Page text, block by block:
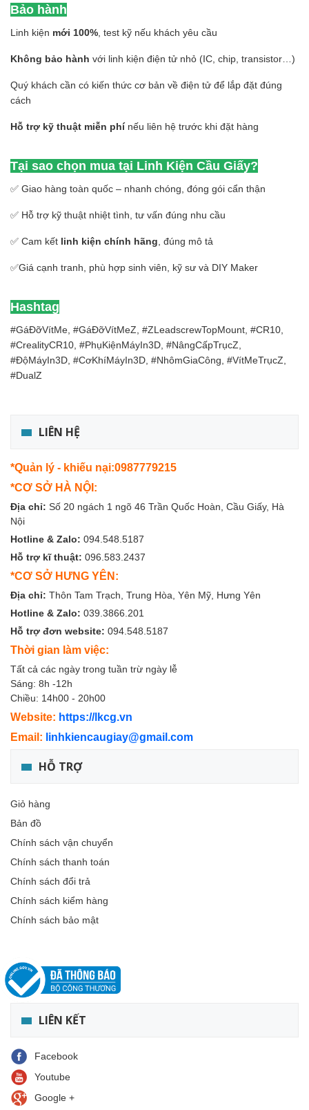
Bảo hành
Linh kiện mới 100% , test kỹ nếu khách yêu cầu
Không bảo hành với linh kiện điện tử nhỏ (IC, chip, transistor…)
Quý khách cần có kiến thức cơ bản về điện tử để lắp đặt đúng
cách
Hỗ trợ kỹ thuật miễn phínếu liên hệ trước khi đặt hàng
Tại sao chọn mua tại Linh Kiện Cầu Giấy?
✅ Giao hàng toàn quốc – nhanh chóng, đóng gói cẩn thận
✅ Hỗ trợ kỹ thuật nhiệt tình, tư vấn đúng nhu cầu
✅ Cam kết linh kiện chính hãng , đúng mô tả
✅Giá cạnh tranh, phù hợp sinh viên, kỹ sư và DIY Maker
Hashtag
#GáĐỡVítMe, #GáĐỡVítMeZ, #ZLeadscrewTopMount, #CR10,
#CrealityCR10, #PhụKiệnMáyIn3D, #NângCấpTrụcZ,
#ĐộMáyIn3D, #CơKhíMáyIn3D, #NhômGiaCông, #VítMeTrụcZ,
#DualZ
LIÊN HỆ
*Quản lý - khiếu nại:0987779215
*CƠ SỞ HÀ NỘI:
Địa chỉ: Số 20 ngách 1 ngõ 46 Trần Quốc Hoàn, Cầu Giấy, Hà
Nội
Hotline & Zalo: 094.548.5187
Hỗ trợ kĩ thuật: 096.583.2437
*CƠ SỞ HƯNG YÊN:
Địa chỉ: Thôn Tam Trạch, Trung Hòa, Yên Mỹ, Hưng Yên
Hotline & Zalo: 039.3866.201
Hỗ trợ đơn website: 094.548.5187
Thời gian làm việc:
Tất cả các ngày trong tuần trừ ngày lễ
Sáng: 8h -12h
Chiều: 14h00 - 20h00
Website: https://lkcg.vn
Email: linhkiencaugiay@gmail.com
HỖ TRỢ
Giỏ hàng
Bản đồ
Chính sách vận chuyển
Chính sách thanh toán
Chính sách đổi trả
Chính sách kiểm hàng
Chính sách bảo mật
LIÊN KẾT
Facebook
Youtube
Google +